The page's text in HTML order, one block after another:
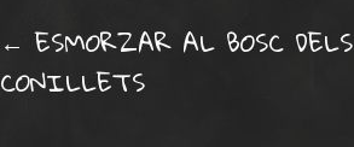
Post
← ESMORZAR AL BOSC DELS
CONILLETS